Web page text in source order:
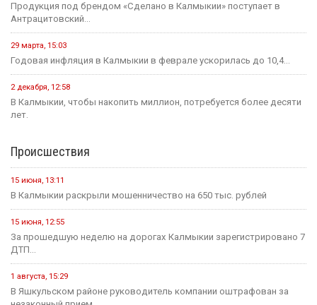
Продукция под брендом «Сделано в Калмыкии» поступает в
Антрацитовский...
29 марта, 15:03
Годовая инфляция в Калмыкии в феврале ускорилась до 10,4...
2 декабря, 12:58
В Калмыкии, чтобы накопить миллион, потребуется более десяти
лет.
Происшествия
15 июня, 13:11
В Калмыкии раскрыли мошенничество на 650 тыс. рублей
15 июня, 12:55
За прошедшую неделю на дорогах Калмыкии зарегистрировано 7
ДТП...
1 августа, 15:29
В Яшкульском районе руководитель компании оштрафован за